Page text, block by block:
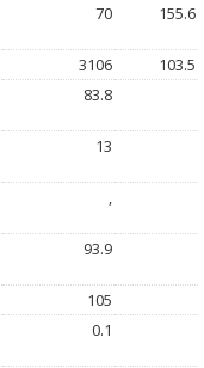
70 155.6
3106
103.5
83.8
13
,
93.9
105
0.1